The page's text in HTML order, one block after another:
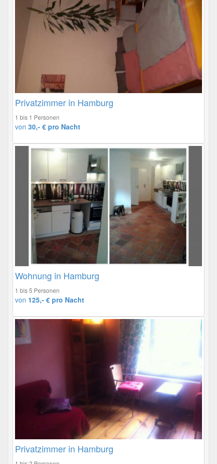
Privatzimmer in Hamburg
1 bis 1 Personen
von 30,- € pro Nacht
Wohnung in Hamburg
1 bis 5 Personen
von 125,- € pro Nacht
Privatzimmer in Hamburg